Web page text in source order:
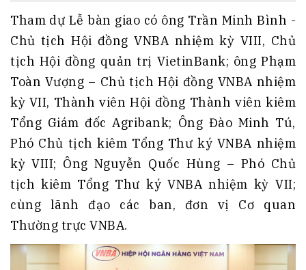
Tham dự Lễ bàn giao có ông Trần Minh Bình -
Chủ tịch Hội đồng VNBA nhiệm kỳ VIII, Chủ
tịch Hội đồng quản trị VietinBank; ông Phạm
Toàn Vượng – Chủ tịch Hội đồng VNBA nhiệm
kỳ VII, Thành viên Hội đồng Thành viên kiêm
Tổng Giám đốc Agribank; Ông Đào Minh Tú,
Phó Chủ tịch kiêm Tổng Thư ký VNBA nhiệm
kỳ VIII; Ông Nguyễn Quốc Hùng – Phó Chủ
tịch kiêm Tổng Thư ký VNBA nhiệm kỳ VII;
cùng lãnh đạo các ban, đơn vị Cơ quan
Thường trực VNBA.